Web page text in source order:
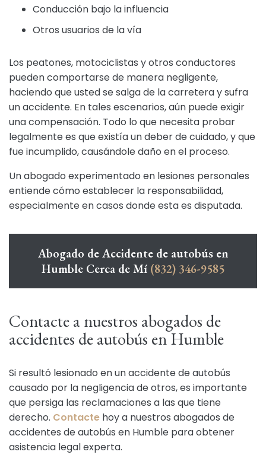
Conducción bajo la influencia
Otros usuarios de la vía
Los peatones, motociclistas y otros conductores
pueden comportarse de manera negligente,
haciendo que usted se salga de la carretera y sufra
un accidente. En tales escenarios, aún puede exigir
una compensación. Todo lo que necesita probar
legalmente es que existía un deber de cuidado, y que
fue incumplido, causándole daño en el proceso.
Un abogado experimentado en lesiones personales
entiende cómo establecer la responsabilidad,
especialmente en casos donde esta es disputada.
Abogado de Accidente de autobús en
Humble Cerca de Mí (832) 346-9585
Contacte a nuestros abogados de
accidentes de autobús en Humble
Si resultó lesionado en un accidente de autobús
causado por la negligencia de otros, es importante
que persiga las reclamaciones a las que tiene
derecho. Contacte hoy a nuestros abogados de
accidentes de autobús en Humble para obtener
asistencia legal experta.